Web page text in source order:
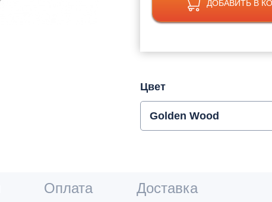
ДОБАВИТЬ В
Цвет
Golden Wood
Оплата Доставка